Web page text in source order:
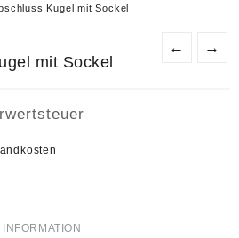
Kugel mit Sockel
← →
mit Sockel
INFORMATION